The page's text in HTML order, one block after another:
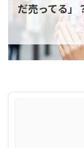
だ売ってる」